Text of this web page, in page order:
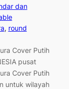
dan
, round
Cover Putih
pusat
Cover Putih
untuk wilayah